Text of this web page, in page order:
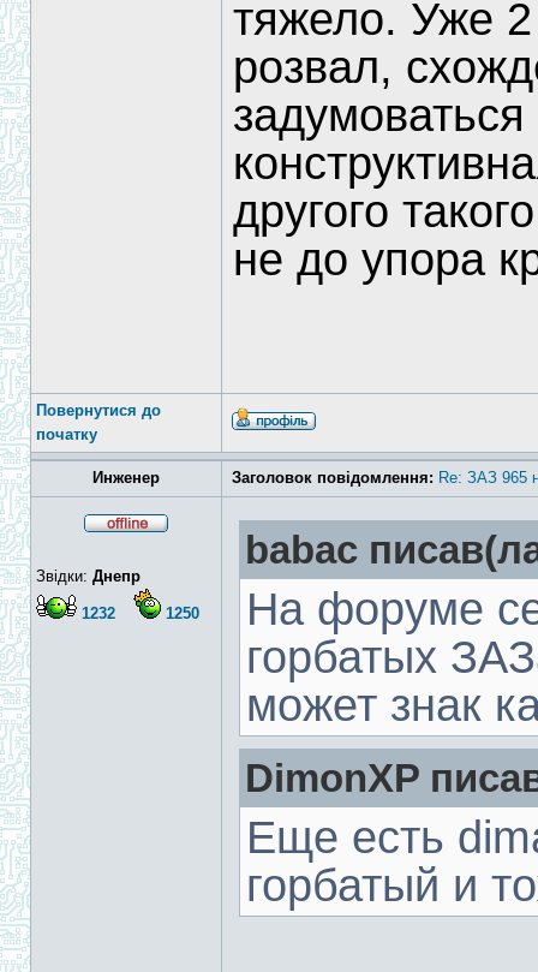
тяжело. Уже
розвал,
задумоваться
другого
не до упора
Повернутися до
початку
Инженер Заголовок повідомлення: Re: ЗАЗ 965
Звідки: Днепр
1232 1250
babac
На форуме
горбатых
может знак
DimonXP
Еще есть
горбатый и